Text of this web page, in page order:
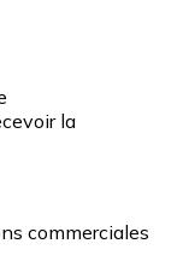
la
commerciales